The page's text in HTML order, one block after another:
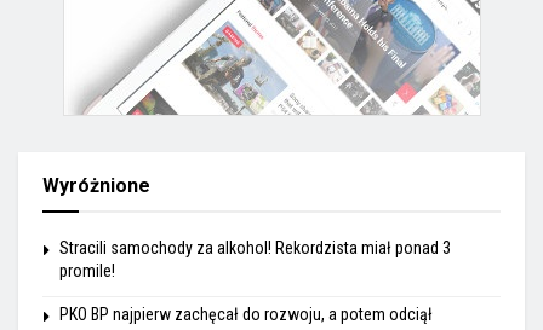
Wyróżnione
Stracili samochody za alkohol! Rekordzista miał ponad 3
promile!
PKO BP najpierw zachęcał do rozwoju, a potem odciął